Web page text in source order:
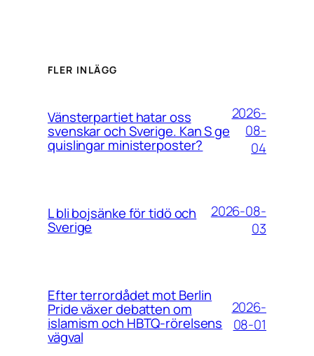
FLER INLÄGG
Vänsterpartiet hatar oss
svenskar och Sverige. Kan S ge
quislingar ministerposter?
2026-
08-
04
L bli bojsänke för tidö och
Sverige
2026-08-
03
Efter terrordådet mot Berlin
Pride växer debatten om
islamism och HBTQ-rörelsens
vägval
2026-
08-01